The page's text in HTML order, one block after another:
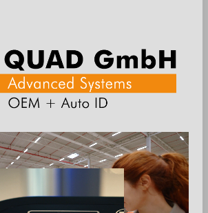
Produkt innerhalb der
möchten einen